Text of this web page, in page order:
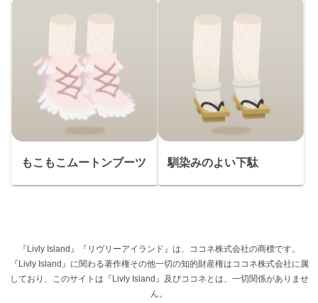
もこもこムートンブーツ 馴染みのよい下駄
『Livly Island』『リヴリーアイランド』は、ココネ株式会社の商標です。
『Livly Island』に関わる著作権その他一切の知的財産権はココネ株式会社に属
しており、このサイトは『Livly Island』及びココネとは、一切関係がありませ
ん。